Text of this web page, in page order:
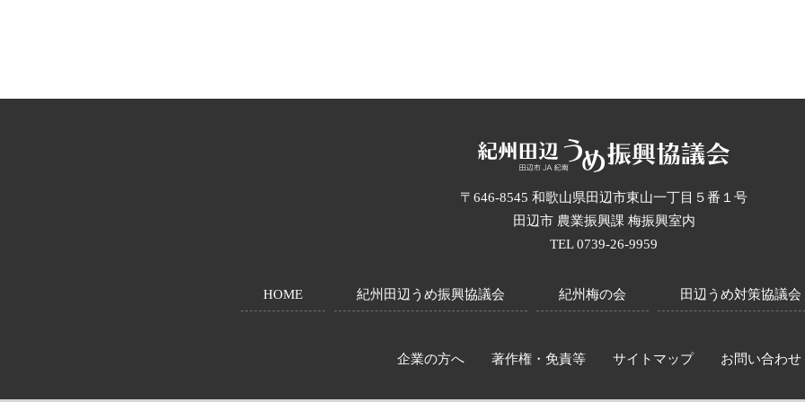
〒646-8545 和歌山県田辺市東山一丁目５番１号
田辺市 農業振興課 梅振興室内
TEL 0739-26-9959
HOME 紀州田辺うめ振興協議会 紀州梅の会 田辺うめ対策協議会
企業の方へ 著作権・免責等 サイトマップ お問い合わせ